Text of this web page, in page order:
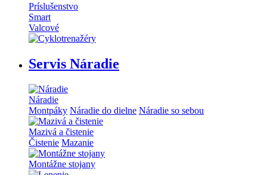
Príslušenstvo
Smart
Valcové
Servis Náradie
Náradie
Montpáky Náradie do dielne Náradie so sebou
Mazivá a čistenie
Čistenie Mazanie
Montážne stojany